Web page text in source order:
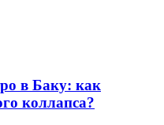
в Баку: как
коллапса?